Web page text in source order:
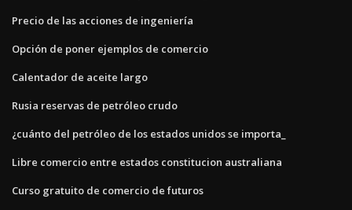
Precio de las acciones de ingeniería
Opción de poner ejemplos de comercio
Calentador de aceite largo
Rusia reservas de petróleo crudo
¿cuánto del petróleo de los estados unidos se importa_
Libre comercio entre estados constitucion australiana
Curso gratuito de comercio de futuros